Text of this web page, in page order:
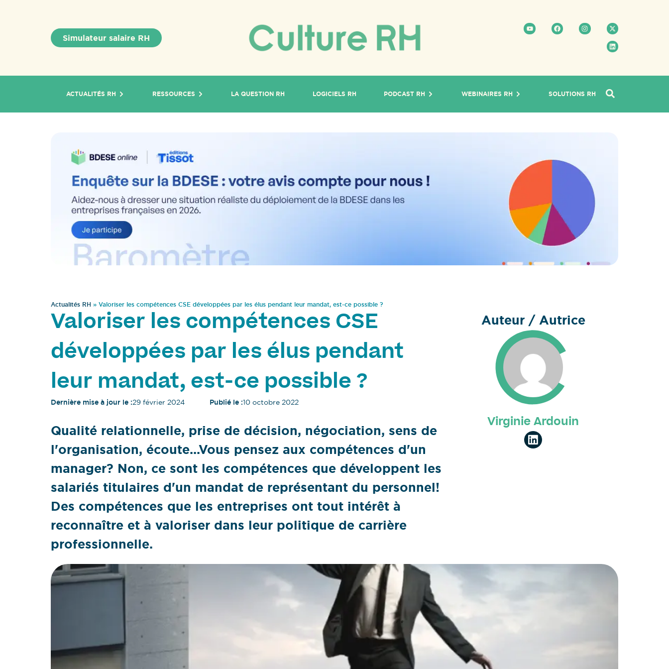
Simulateur salaire RH
ACTUALITÉS RH RESSOURCES LA QUESTION RH LOGICIELS RH PODCAST RH WEBINAIRES RH SOLUTIONS RH
Actualités RH » Valoriser les compétences CSE développées par les élus pendant leur mandat, est-ce possible ?
Valoriser les compétences CSE
développées par les élus pendant
leur mandat, est-ce possible ?
Dernière mise à jour le :29 février 2024 Publié le :10 octobre 2022
Qualité relationnelle, prise de décision, négociation, sens de
l'organisation, écoute...Vous pensez aux compétences d'un
manager? Non, ce sont les compétences que développent les
salariés titulaires d'un mandat de représentant du personnel!
Des compétences que les entreprises ont tout intérêt à
reconnaître et à valoriser dans leur politique de carrière
professionnelle.
Auteur / Autrice
Virginie Ardouin